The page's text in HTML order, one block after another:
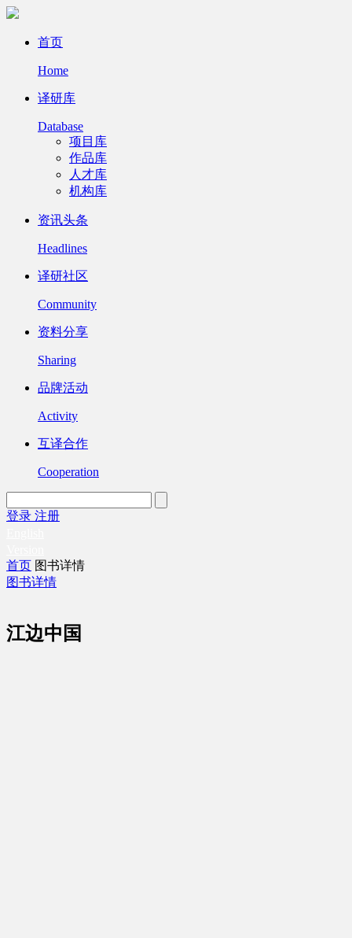
首页
Home
译研库
Database
项目库
作品库
人才库
机构库
资讯头条
Headlines
译研社区
Community
资料分享
Sharing
品牌活动
Activity
互译合作
Cooperation
登录 注册
首页 图书详情
图书详情
江边中国